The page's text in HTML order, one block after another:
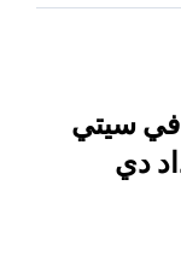
في سيتي
دي